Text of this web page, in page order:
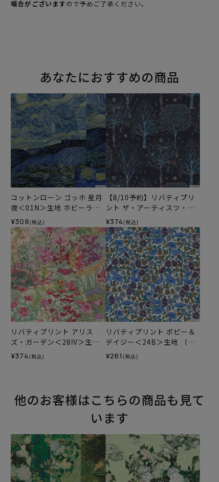
場合がございますので予めご了承ください。
あなたにおすすめの商品
コットンローン ゴッホ 星月
夜＜01N＞生地 ホビーラホ
ビーレデザインコレクショ
ン
¥308 (税込)
【8/10予約】リバティプリ
ント ザ・アーティスツ・ツ
リー＜14N＞生地 （ホビー
ラホビーレオリジナル）202
6AW
¥374 (税込)
リバティプリント アリス
ズ・ガーデン＜28IV＞生地
（ホビーラホビーレオリジ
ナル）2025AW
¥374 (税込)
リバティプリント ポピー＆
デイジー＜24B＞生地 （ホ
ビーラホビーレオリジナ
ル）2025SS
¥261 (税込)
他のお客様はこちらの商品も見て
います